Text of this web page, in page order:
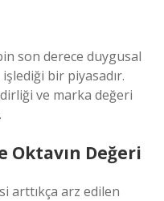
son derece duygusal
bir piyasadır.
ve marka değeri
Oktavın Değeri
arttıkça arz edilen